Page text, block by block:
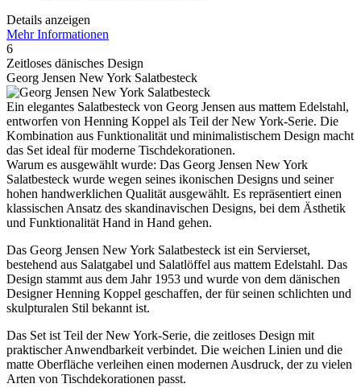
Details anzeigen
Mehr Informationen
6
Zeitloses dänisches Design
Georg Jensen New York Salatbesteck
Ein elegantes Salatbesteck von Georg Jensen aus mattem Edelstahl,
entworfen von Henning Koppel als Teil der New York-Serie. Die
Kombination aus Funktionalität und minimalistischem Design macht
das Set ideal für moderne Tischdekorationen.
Warum es ausgewählt wurde: Das Georg Jensen New York
Salatbesteck wurde wegen seines ikonischen Designs und seiner
hohen handwerklichen Qualität ausgewählt. Es repräsentiert einen
klassischen Ansatz des skandinavischen Designs, bei dem Ästhetik
und Funktionalität Hand in Hand gehen.
Das Georg Jensen New York Salatbesteck ist ein Servierset,
bestehend aus Salatgabel und Salatlöffel aus mattem Edelstahl. Das
Design stammt aus dem Jahr 1953 und wurde von dem dänischen
Designer Henning Koppel geschaffen, der für seinen schlichten und
skulpturalen Stil bekannt ist.
Das Set ist Teil der New York-Serie, die zeitloses Design mit
praktischer Anwendbarkeit verbindet. Die weichen Linien und die
matte Oberfläche verleihen einen modernen Ausdruck, der zu vielen
Arten von Tischdekorationen passt.